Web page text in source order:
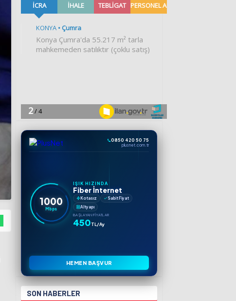
0850 420 50 75
plusnet.com.tr
1000
Mbps
IŞIK HIZINDA
Fiber İnternet
Kotasız
Sabit Fiyat
Altyapı
BAŞLAYAN FIYATLAR
450TL/Ay
HEMEN BAŞVUR
SON HABERLER